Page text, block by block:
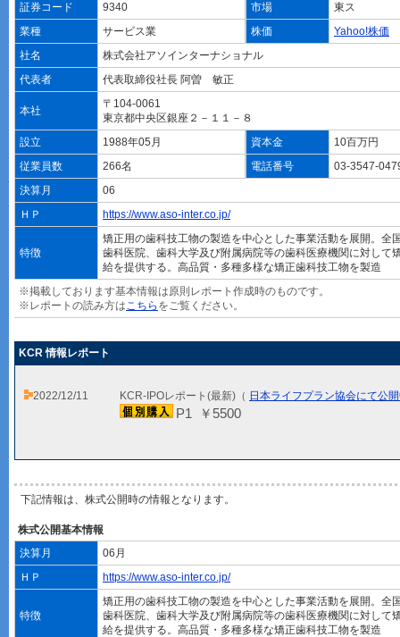
証券コード
9340 市場
東ス
業種
サービス業 株価
Yahoo!株価
社名
株式会社アソインターナショナル
代表者
代表取締役社長 阿曽 敏正
本社
〒104-0061
東京都中央区銀座２－１１－８
設立
1988年05月 資本金
10百万円
従業員数
266名 電話番号
03-3547-
決算月
06
ＨＰ
https://www.aso-inter.co.jp/
特徴
矯正用の歯科技工物の製造を中心とした事業活動を展開。全
歯科医院、歯科大学及び附属病院等の歯科医療機関に対して
給を提供する。高品質・多種多様な矯正歯科技工物を製造
※掲載しております基本情報は原則レポート作成時のものです。
※レポートの読み方はこちら をご覧ください。
KCR 情報レポート
2022/12/11 KCR-IPOレポート(最新)（ 日本ライフプラン協会にて公
P1 ￥5500
下記情報は、株式公開時の情報となります。
株式公開基本情報
決算月
06月
ＨＰ
https://www.aso-inter.co.jp/
特徴
矯正用の歯科技工物の製造を中心とした事業活動を展開。全
歯科医院、歯科大学及び附属病院等の歯科医療機関に対して
給を提供する。高品質・多種多様な矯正歯科技工物を製造